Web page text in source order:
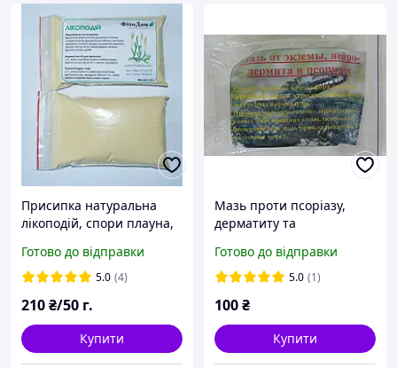
Присипка натуральна
лікоподій, спори плауна,
Готово до відправки
5.0 (4)
210₴/50 г.
Купити
Мазь проти псоріазу,
дерматиту та
"Трави життя"
Готово до відправки
5.0 (1)
100₴
Купити